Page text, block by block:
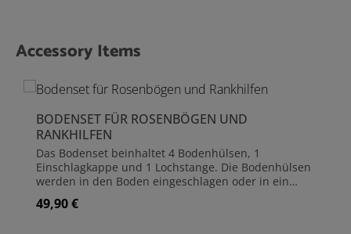
Produktgalerie überspringen
Accessory Items
BODENSET FÜR ROSENBÖGEN UND
RANKHILFEN
Das Bodenset beinhaltet 4 Bodenhülsen, 1
Einschlagkappe und 1 Lochstange. Die Bodenhülsen
werden in den Boden eingeschlagen oder in ein
Bodenhülsen beim Einschlagen unversehrt bleiben,
Regulärer Preis:
49,90 €